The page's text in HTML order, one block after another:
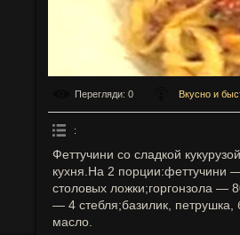
Перегляди: 0 Вкусно и
:
Феттучини со сладкой
кухня.На 2 порции:феттучини
столовых ложки;горгонзола
— 4 стебля;базилик,
масло.